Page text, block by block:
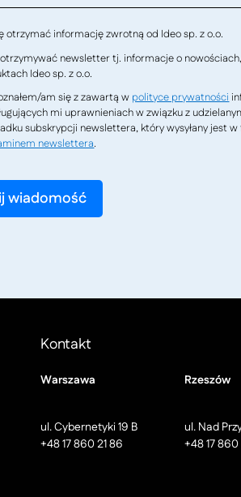
otrzymać informację zwrotną od Ideo sp. z o.o.
newsletter tj. informacje o
Ideo sp. z o.o.
am się z zawartą w polityce prywatności
mi uprawnieniach w związku z
subskrypcji newslettera, który wysyłany jest
newslettera.
Kontakt
Warszawa
ul. Cybernetyki 19 B
+48 17 860 21 86
Rzeszów
ul. Nad
+48 17 860